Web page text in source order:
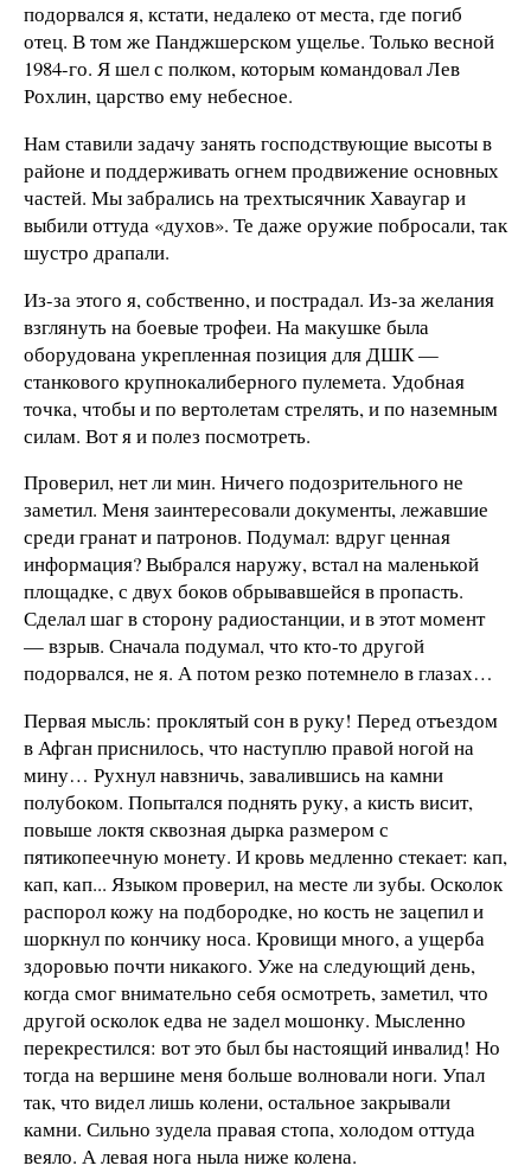
подорвался я, кстати, недалеко от места, где погиб
отец. В том же Панджшерском ущелье. Только весной
1984-го. Я шел с полком, которым командовал Лев
Рохлин, царство ему небесное.
Нам ставили задачу занять господствующие высоты в
районе и поддерживать огнем продвижение основных
частей. Мы забрались на трехтысячник Хаваугар и
выбили оттуда «духов». Те даже оружие побросали, так
шустро драпали.
Из-за этого я, собственно, и пострадал. Из-за желания
взглянуть на боевые трофеи. На макушке была
оборудована укрепленная позиция для ДШК —
станкового крупнокалиберного пулемета. Удобная
точка, чтобы и по вертолетам стрелять, и по наземным
силам. Вот я и полез посмотреть.
Проверил, нет ли мин. Ничего подозрительного не
заметил. Меня заинтересовали документы, лежавшие
среди гранат и патронов. Подумал: вдруг ценная
информация? Выбрался наружу, встал на маленькой
площадке, с двух боков обрывавшейся в пропасть.
Сделал шаг в сторону радиостанции, и в этот момент
— взрыв. Сначала подумал, что кто-то другой
подорвался, не я. А потом резко потемнело в глазах…
Первая мысль: проклятый сон в руку! Перед отъездом
в Афган приснилось, что наступлю правой ногой на
мину… Рухнул навзничь, завалившись на камни
полубоком. Попытался поднять руку, а кисть висит,
повыше локтя сквозная дырка размером с
пятикопеечную монету. И кровь медленно стекает: кап,
кап, кап... Языком проверил, на месте ли зубы. Осколок
распорол кожу на подбородке, но кость не зацепил и
шоркнул по кончику носа. Кровищи много, а ущерба
здоровью почти никакого. Уже на следующий день,
когда смог внимательно себя осмотреть, заметил, что
другой осколок едва не задел мошонку. Мысленно
перекрестился: вот это был бы настоящий инвалид! Но
тогда на вершине меня больше волновали ноги. Упал
так, что видел лишь колени, остальное закрывали
камни. Сильно зудела правая стопа, холодом оттуда
веяло. А левая нога ныла ниже колена.